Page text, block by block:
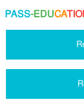
PASS-EDUCA